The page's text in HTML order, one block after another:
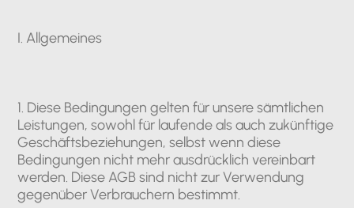
I. Allgemeines
1. Diese Bedingungen gelten für unsere sämtlichen
Leistungen, sowohl für laufende als auch zukünftige
Geschäftsbeziehungen, selbst wenn diese
Bedingungen nicht mehr ausdrücklich vereinbart
werden. Diese AGB sind nicht zur Verwendung
gegenüber Verbrauchern bestimmt.